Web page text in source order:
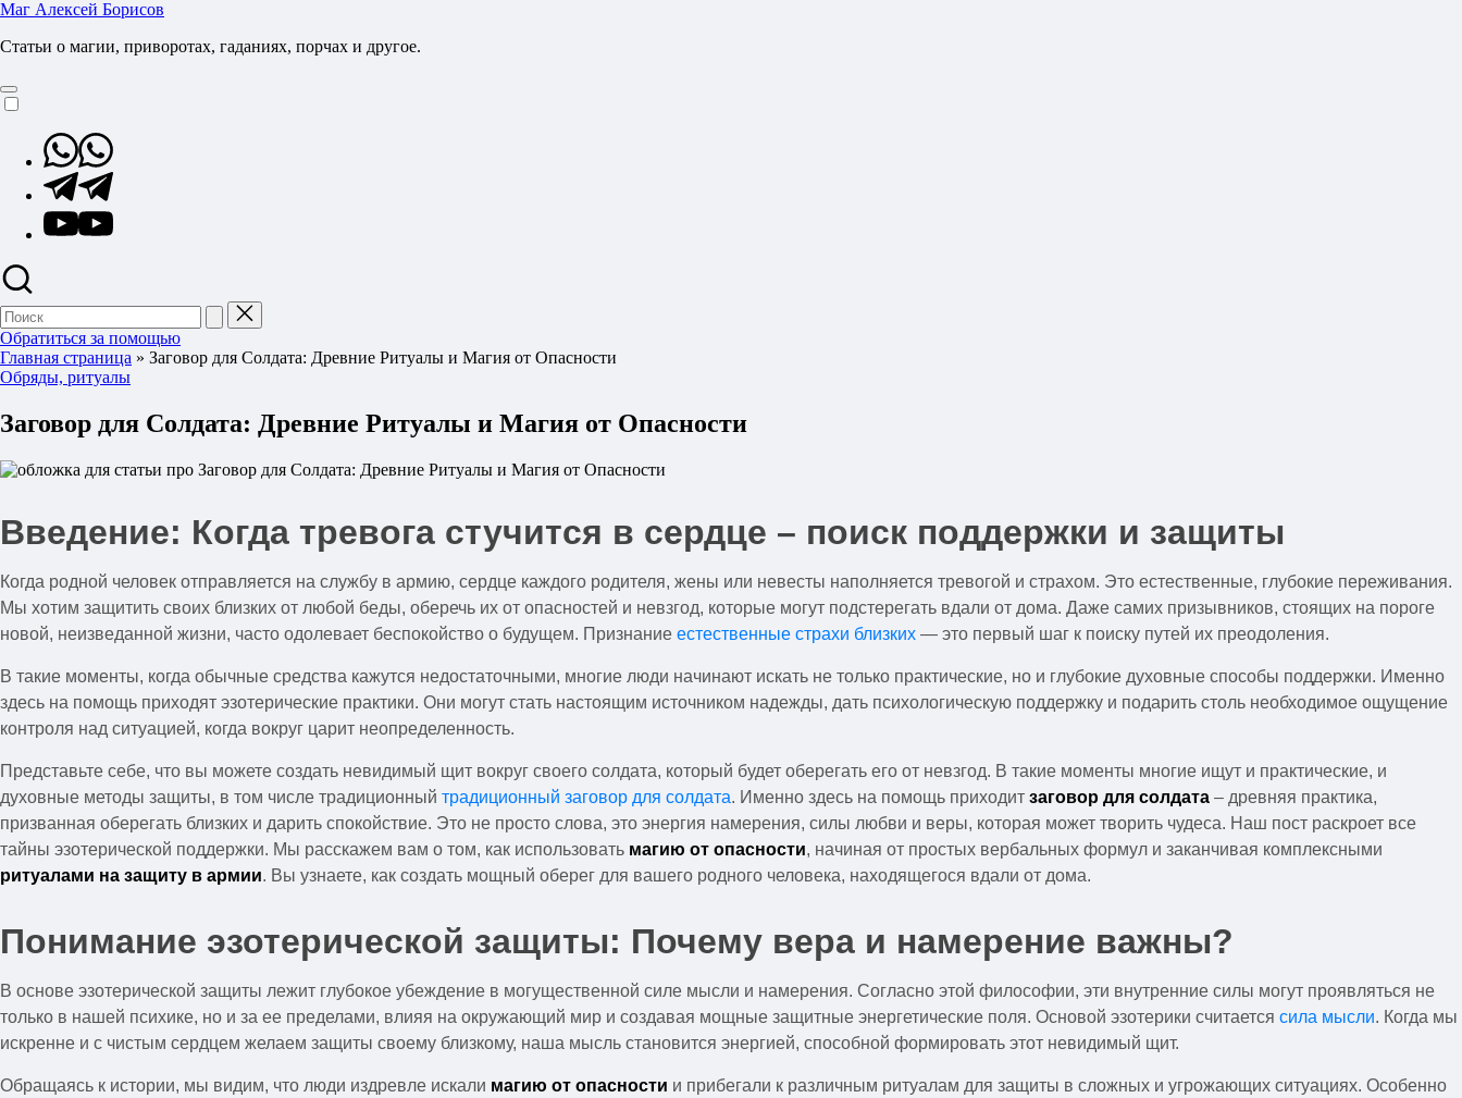
Перейти
содержимому
Маг Алексей Борисов
Статьи о магии, приворотах, гаданиях, порчах и другое.
Whatsapp
Telegram
YouTube
Поиск
для:
Обратиться за помощью
Главная страница » Заговор для Солдата: Древние Ритуалы и Магия от Опасности
Опубликовано
Обряды, ритуалы
Заговор для Солдата: Древние Ритуалы и Магия от Опасности
Введение: Когда тревога стучится в сердце – поиск поддержки и защиты
Когда родной человек отправляется на службу в армию, сердце каждого родителя, жены или невесты наполняется тревогой и страхом. Это естественные, глубокие переживания.
Мы хотим защитить своих близких от любой беды, оберечь их от опасностей и невзгод, которые могут подстерегать вдали от дома. Даже самих призывников, стоящих на пороге
новой, неизведанной жизни, часто одолевает беспокойство о будущем. Признание естественные страхи близких — это первый шаг к поиску путей их преодоления.
В такие моменты, когда обычные средства кажутся недостаточными, многие люди начинают искать не только практические, но и глубокие духовные способы поддержки. Именно
здесь на помощь приходят эзотерические практики. Они могут стать настоящим источником надежды, дать психологическую поддержку и подарить столь необходимое ощущение
контроля над ситуацией, когда вокруг царит неопределенность.
Представьте себе, что вы можете создать невидимый щит вокруг своего солдата, который будет оберегать его от невзгод. В такие моменты многие ищут и практические, и
духовные методы защиты, в том числе традиционный традиционный заговор для солдата. Именно здесь на помощь приходит заговор для солдата – древняя практика,
призванная оберегать близких и дарить спокойствие. Это не просто слова, это энергия намерения, силы любви и веры, которая может творить чудеса. Наш пост раскроет все
тайны эзотерической поддержки. Мы расскажем вам о том, как использовать магию от опасности, начиная от простых вербальных формул и заканчивая комплексными
ритуалами на защиту в армии. Вы узнаете, как создать мощный оберег для вашего родного человека, находящегося вдали от дома.
Понимание эзотерической защиты: Почему вера и намерение важны?
В основе эзотерической защиты лежит глубокое убеждение в могущественной силе мысли и намерения. Согласно этой философии, эти внутренние силы могут проявляться не
только в нашей психике, но и за ее пределами, влияя на окружающий мир и создавая мощные защитные энергетические поля. Основой эзотерики считается сила мысли. Когда мы
искренне и с чистым сердцем желаем защиты своему близкому, наша мысль становится энергией, способной формировать этот невидимый щит.
Обращаясь к истории, мы видим, что люди издревле искали магию от опасности и прибегали к различным ритуалам для защиты в сложных и угрожающих ситуациях. Особенно